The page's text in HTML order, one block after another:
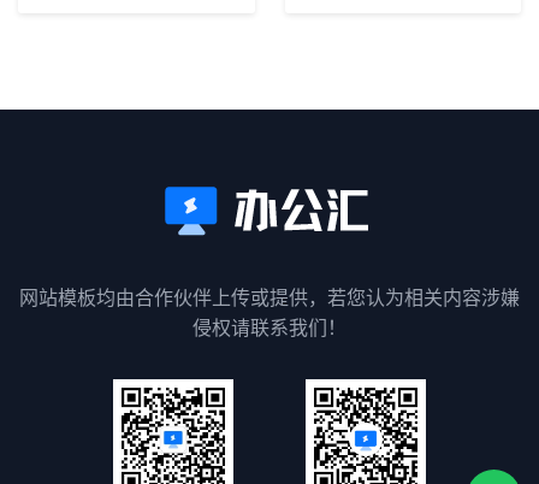
网站模板均由合作伙伴上传或提供，若您认为相关内容涉嫌
侵权请联系我们！